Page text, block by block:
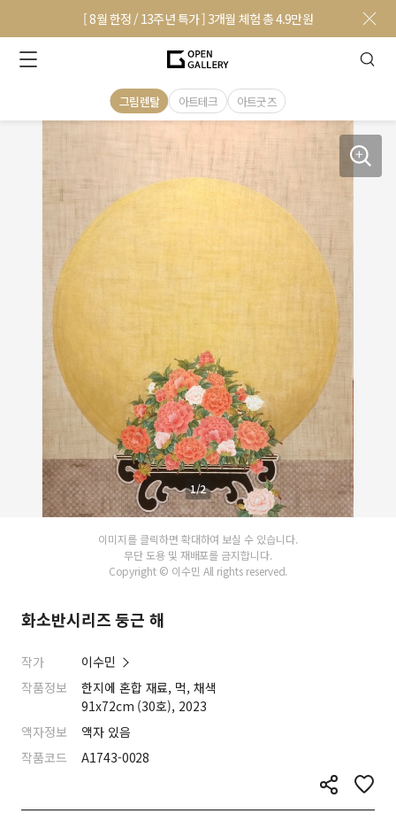
[ 8월 한정 / 13주년 특가 ] 3개월 체험 총 4.9만원
그림렌탈 아트테크 아트굿즈
1/2
이미지를 클릭하면 확대하여 보실 수 있습니다.
무단 도용 및 재배포를 금지합니다.
Copyright © 이수민 All rights reserved.
화소반시리즈 둥근 해
작가
이수민
작품정보
한지에 혼합 재료, 먹, 채색
91x72cm (30호), 2023
액자정보
액자 있음
작품코드
A1743-0028